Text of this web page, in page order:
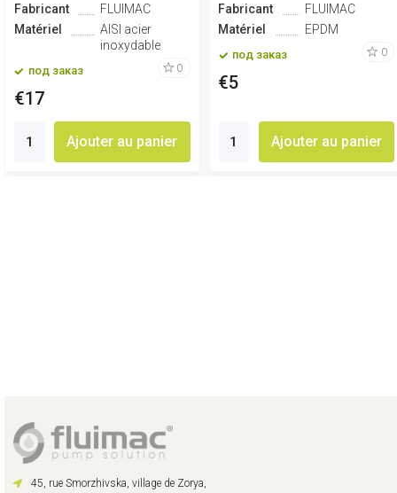
Fabricant
FLUIMAC
Matériel
AISI acier
inoxydable
под заказ 0
€17
Ajouter au panier
Fabricant
FLUIMAC
Matériel
EPDM
под заказ 0
€5
Ajouter au panier
45, rue Smorzhivska, village de Zorya,